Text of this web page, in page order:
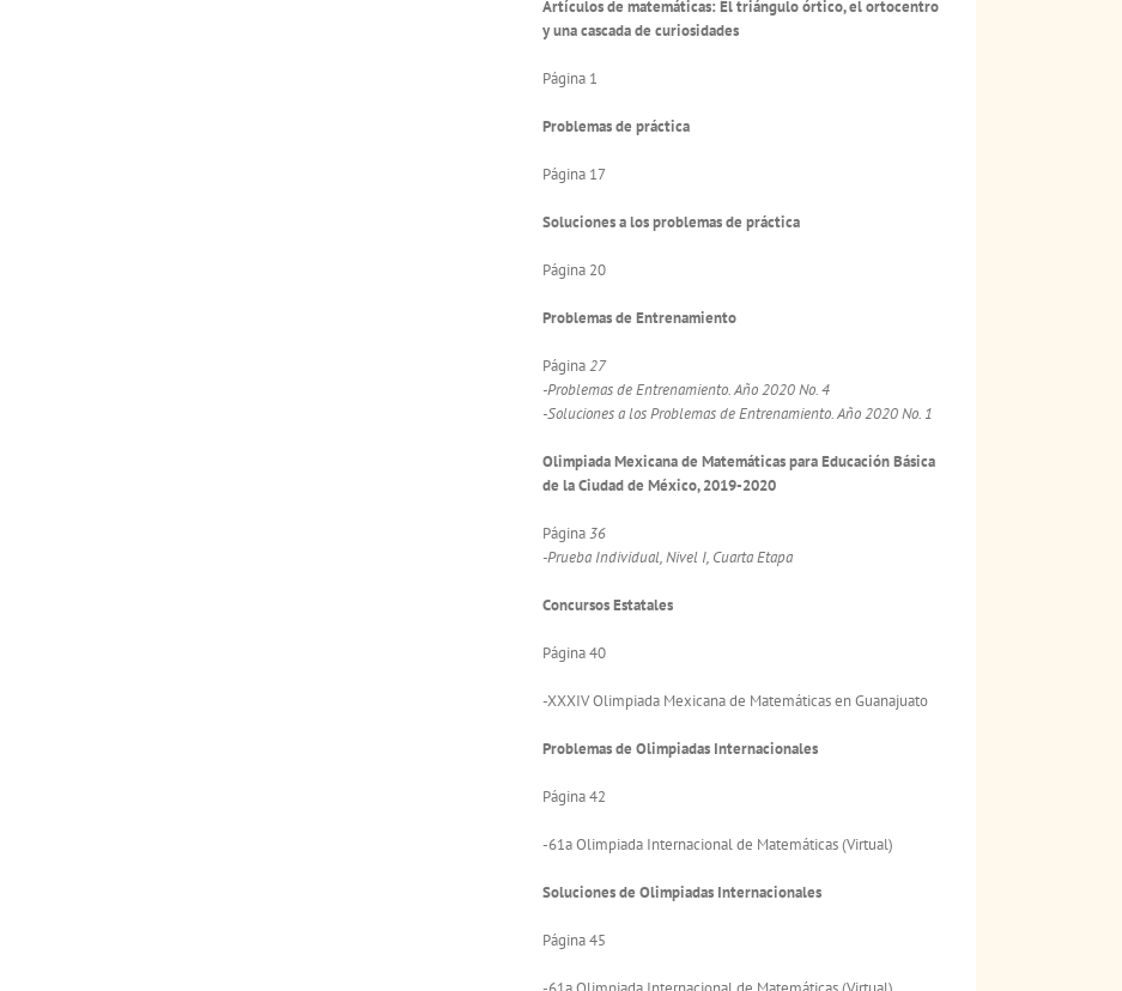
Artículos de matemáticas: El triángulo órtico, el ortocentro
y una cascada de curiosidades
Página 1
Problemas de práctica
Página 17
Soluciones a los problemas de práctica
Página 20
Problemas de Entrenamiento
Página27
-Problemas de Entrenamiento. Año 2020 No. 4
-Soluciones a los Problemas de Entrenamiento. Año 2020 No. 1
Olimpiada Mexicana de Matemáticas para Educación Básica
de la Ciudad de México, 2019-2020
Página36
-Prueba Individual, Nivel I, Cuarta Etapa
Concursos Estatales
Página 40
-XXXIV Olimpiada Mexicana de Matemáticas en Guanajuato
Problemas de Olimpiadas Internacionales
Página 42
-61a Olimpiada Internacional de Matemáticas (Virtual)
Soluciones de Olimpiadas Internacionales
Página 45